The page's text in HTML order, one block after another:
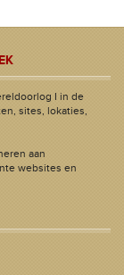
I in de
sites, lokaties,
aan
websites en